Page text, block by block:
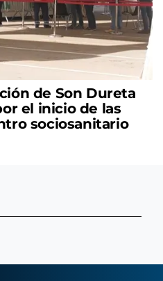
de Son Dureta
el inicio de las
sociosanitario